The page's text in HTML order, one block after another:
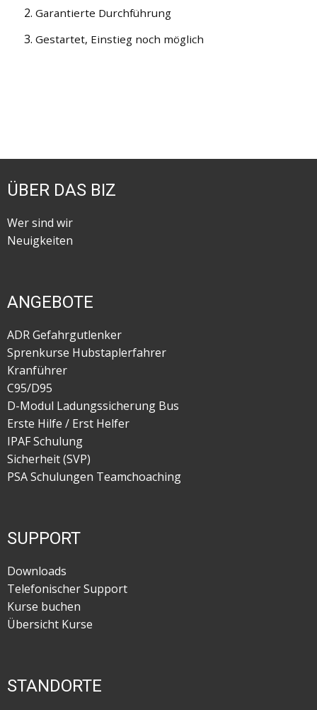
Garantierte Durchführung
Gestartet, Einstieg noch möglich
ÜBER DAS BIZ
Wer sind wir
Neuigkeiten
ANGEBOTE
ADR Gefahrgutlenker
Sprenkurse Hubstaplerfahrer
Kranführer
C95/D95
D-Modul Ladungssicherung Bus
Erste Hilfe / Erst Helfer
IPAF Schulung
Sicherheit (SVP)
PSA Schulungen Teamchoaching
SUPPORT
Downloads
Telefonischer Support
Kurse buchen
Übersicht Kurse
STANDORTE